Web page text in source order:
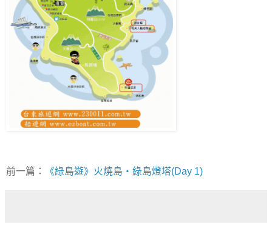
前一篇： 《綠島遊》火燒島‧綠島燈塔(Day 1)